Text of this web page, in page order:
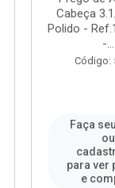
Cabeça
Polido -
-...
Código:
Faça
ou
para ver
e